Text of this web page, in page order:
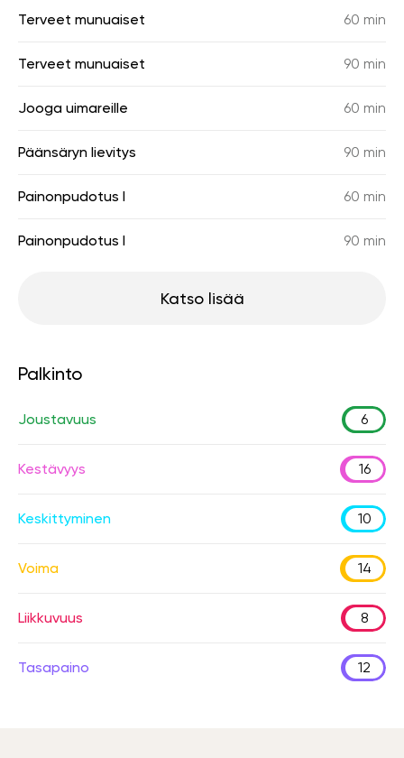
Terveet munuaiset 60 min
Terveet munuaiset 90 min
Jooga uimareille 60 min
Päänsäryn lievitys 90 min
Painonpudotus I 60 min
Painonpudotus I 90 min
Katso lisää
Palkinto
Joustavuus 6
Kestävyys 16
Keskittyminen 10
Voima 14
Liikkuvuus 8
Tasapaino 12